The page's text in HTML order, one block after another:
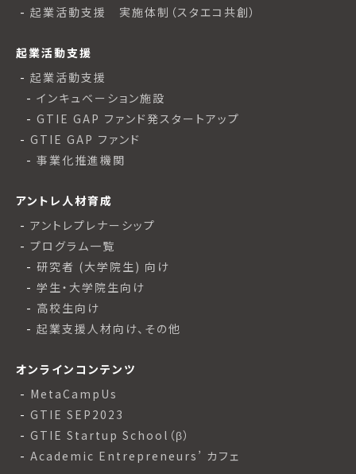
起業活動支援 実施体制（スタエコ共創）
起業活動支援
起業活動支援
インキュベーション施設
GTIE GAP ファンド発スタートアップ
GTIE GAP ファンド
事業化推進機関
アントレ人材育成
アントレプレナーシップ
プログラム一覧
研究者 (大学院生) 向け
学生・大学院生向け
高校生向け
起業支援人材向け、その他
オンラインコンテンツ
MetaCampUs
GTIE SEP2023
GTIE Startup School（β）
Academic Entrepreneurs’ カフェ